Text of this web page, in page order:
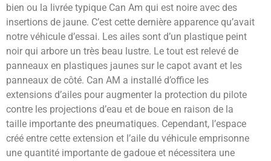
bien ou la livrée typique Can Am qui est noire avec des
insertions de jaune. C’est cette dernière apparence qu’avait
notre véhicule d’essai. Les ailes sont d’un plastique peint
noir qui arbore un très beau lustre. Le tout est relevé de
panneaux en plastiques jaunes sur le capot avant et les
panneaux de côté. Can AM a installé d’office les
extensions d’ailes pour augmenter la protection du pilote
contre les projections d’eau et de boue en raison de la
taille importante des pneumatiques. Cependant, l’espace
créé entre cette extension et l’aile du véhicule emprisonne
une quantité importante de gadoue et nécessitera une